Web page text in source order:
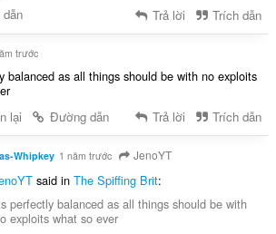
Trả lời Trích dẫn
trước
balanced as all things should be with no exploits
lại
Đường dẫn Trả lời Trích dẫn
Whipkey 1 năm trước JenoYT
said in The Spiffing Brit:
perfectly balanced as all things should be with
exploits what so ever